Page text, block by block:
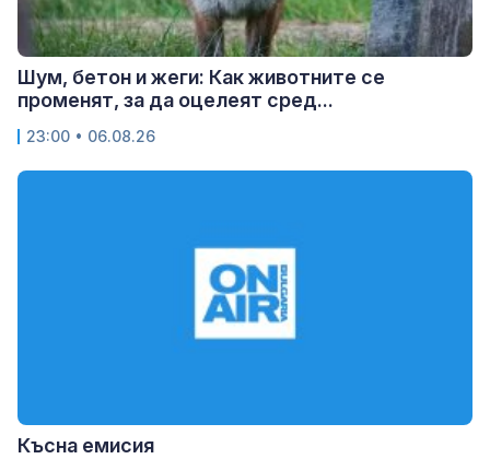
Шум, бетон и жеги: Как животните се
променят, за да оцелеят сред...
23:00 • 06.08.26
Късна емисия